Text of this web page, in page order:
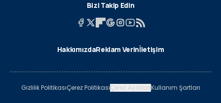
Bizi Takip Edin
HakkımızdaReklam Verinİletişim
Gizlilik PolitikasıÇerez PolitikasıÇerez AyarlarıKullanım Şartları